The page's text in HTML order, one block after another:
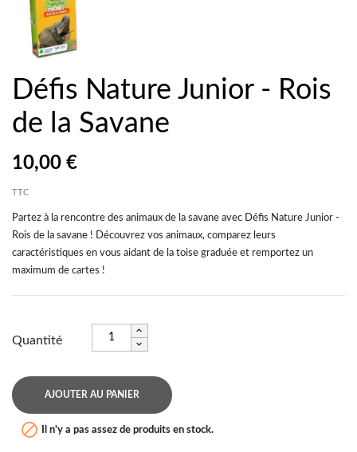
Défis Nature Junior - Rois
de la Savane
10,00 €
TTC
Partez à la rencontre des animaux de la savane avec Défis Nature Junior -
Rois de la savane ! Découvrez vos animaux, comparez leurs
caractéristiques en vous aidant de la toise graduée et remportez un
maximum de cartes !
Quantité
AJOUTER AU PANIER
 Il n'y a pas assez de produits en stock.